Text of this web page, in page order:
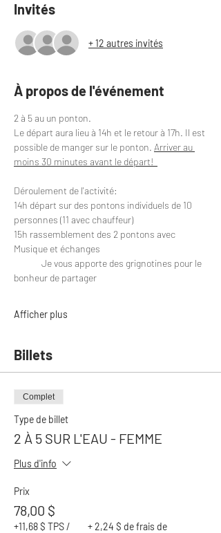
Invités
+ 12 autres invités
À propos de l'événement
2 à 5 au un ponton.
Le départ aura lieu à 14h et le retour à 17h. Il est
possible de manger sur le ponton. Arriver au
moins 30 minutes avant le départ!
Déroulement de l'activité:
14h départ sur des pontons individuels de 10
personnes (11 avec chauffeur)
15h rassemblement des 2 pontons avec
Musique et échanges
bonheur de partager
Afficher plus
Billets
Complet
Type de billet
2 À 5 SUR L'EAU - FEMME
Plus d'info
Prix
78,00 $
+11,68 $ TPS /
+ 2,24 $ de frais de